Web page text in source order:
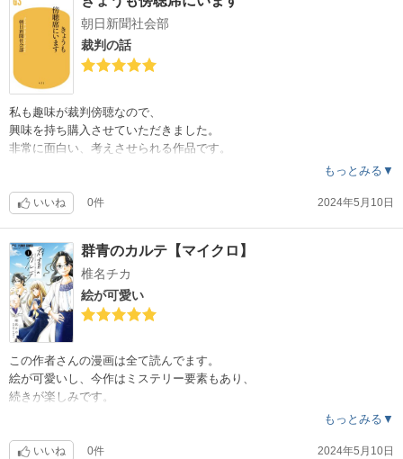
朝日新聞社会部
裁判の話
私も趣味が裁判傍聴なので、
興味を持ち購入させていただきました。
非常に面白い、考えさせられる作品です。
もっとみる▼
いいね 0件 2024年5月10日
群青のカルテ【マイクロ】
椎名チカ
絵が可愛い
この作者さんの漫画は全て読んでます。
絵が可愛いし、今作はミステリー要素もあり、
続きが楽しみです。
もっとみる▼
いいね 0件 2024年5月10日